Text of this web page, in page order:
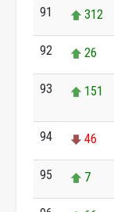
91 312
92 26
93 151
94 46
95 7